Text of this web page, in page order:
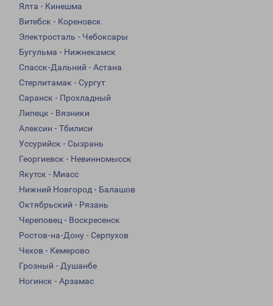
Ялта - Кинешма
Витебск - Кореновск
Электросталь - Чебоксары
Бугульма - Нижнекамск
Спасск-Дальний - Астана
Стерлитамак - Сургут
Саранск - Прохладный
Липецк - Вязники
Алексин - Тбилиси
Уссурийск - Сызрань
Георгиевск - Невинномысск
Якутск - Миасс
Нижний Новгород - Балашов
Октябрьский - Рязань
Череповец - Воскресенск
Ростов-на-Дону - Серпухов
Чехов - Кемерово
Грозный - Душанбе
Ногинск - Арзамас